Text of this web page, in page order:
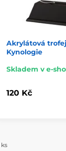
Akrylátová trofej
Kynologie
Skladem v e-
120 Kč